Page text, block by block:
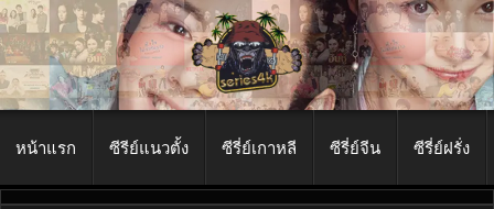
หน้าแรก ซีรีย์แนวตั้ง ซีรี่ย์เกาหลี ซีรี่ย์จีน ซีรี่ย์ฝรั่ง